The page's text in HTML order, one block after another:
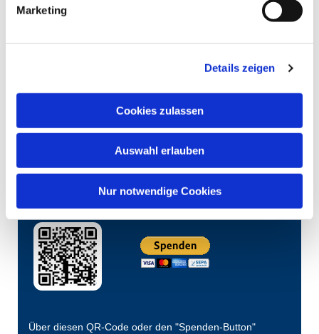
Marketing
Details zeigen
Cookies zulassen
Auswahl erlauben
Nur notwendige Cookies
Über diesen QR-Code oder den "Spenden-Button"